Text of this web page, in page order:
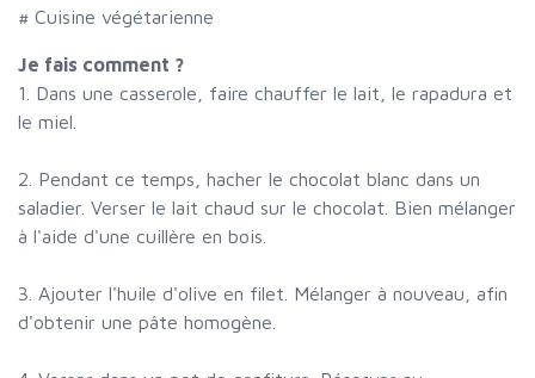
# Cuisine végétarienne
Je fais comment ?
1. Dans une casserole, faire chauffer le lait, le rapadura et
le miel.
2. Pendant ce temps, hacher le chocolat blanc dans un
saladier. Verser le lait chaud sur le chocolat. Bien mélanger
à l'aide d'une cuillère en bois.
3. Ajouter l'huile d'olive en filet. Mélanger à nouveau, afin
d'obtenir une pâte homogène.